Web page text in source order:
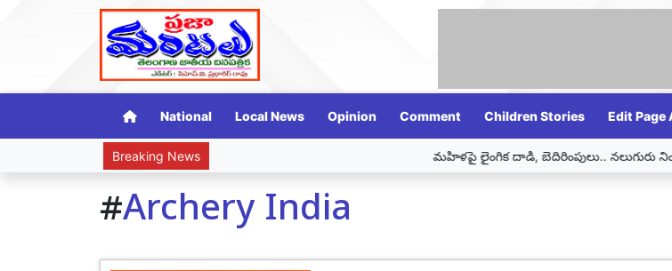
National Local News Opinion Comment Children Stories Edit Page
Breaking News మహిళపై లైంగిక దాడి, బెదిరింపులు.. నలుగురు
#Archery India